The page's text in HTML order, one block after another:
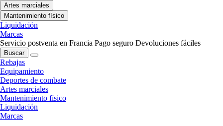
Artes marciales
Mantenimiento físico
Liquidación
Marcas
Servicio postventa en Francia Pago seguro Devoluciones fáciles
Buscar
Rebajas
Equipamiento
Deportes de combate
Artes marciales
Mantenimiento físico
Liquidación
Marcas